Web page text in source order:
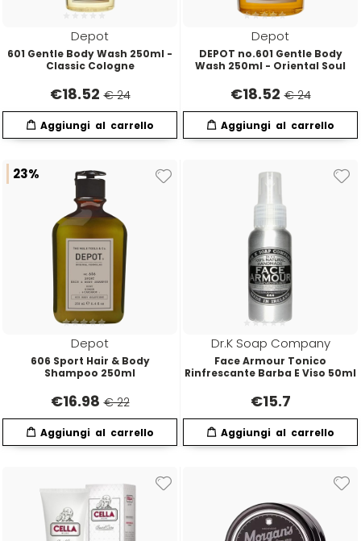
Diva
Dr.K Soap Company
Dyson
Elios
Estas
Estiwell
Eugène Perma
Euro Marbel
Euro Stil
Euromax
EveryGreen
F-G-H
FARMACA INTERNATIONAL
I-J-K
INSight
Depot
601 Gentle Body Wash 250ml -
Classic Cologne
€18.52 € 24
Depot
DEPOT no.601 Gentle Body
Wash 250ml - Oriental Soul
€18.52 € 24
23%
Depot
606 Sport Hair & Body
Shampoo 250ml
€16.98 € 22
Dr.K Soap Company
Face Armour Tonico
Rinfrescante Barba E Viso 50ml
€15.7